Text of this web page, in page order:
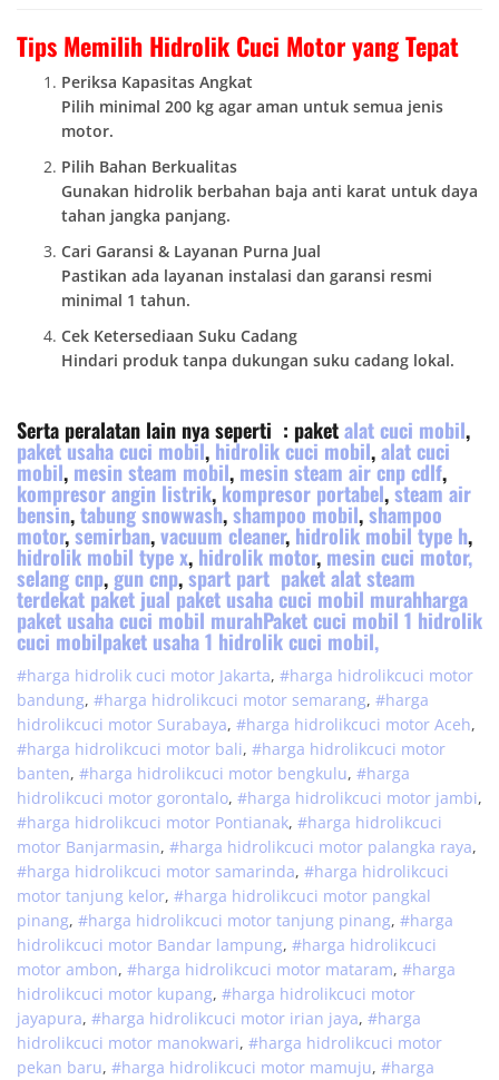
Tips Memilih Hidrolik Cuci Motor yang Tepat
Periksa Kapasitas Angkat
Pilih minimal 200 kg agar aman untuk semua jenis
motor.
Pilih Bahan Berkualitas
Gunakan hidrolik berbahan baja anti karat untuk daya
tahan jangka panjang.
Cari Garansi & Layanan Purna Jual
Pastikan ada layanan instalasi dan garansi resmi
minimal 1 tahun.
Cek Ketersediaan Suku Cadang
Hindari produk tanpa dukungan suku cadang lokal.
Serta peralatan lain nya seperti : paketalat cuci mobil,
paket usaha cuci mobil, hidrolik cuci mobil,alat cuci
mobil, mesin steam mobil, mesin steam air cnp cdlf,
kompresor angin listrik, kompresor portabel,steam air
bensin,tabung snowwash,shampoo mobil,shampoo
motor,semirban,vacuum cleaner, hidrolik mobil type h,
hidrolik mobil type x, hidrolik motor, mesin cuci motor,
selang cnp, gun cnp,spart part paket alat steam
terdekat paket jual paket usaha cuci mobil murahharga
paket usaha cuci mobil murahPaket cuci mobil 1 hidrolik
cuci mobilpaket usaha 1 hidrolik cuci mobil,
#harga hidrolik cuci motor Jakarta, #harga hidrolikcuci motor
bandung, #harga hidrolikcuci motor semarang, #harga
hidrolikcuci motor Surabaya, #harga hidrolikcuci motor Aceh,
#harga hidrolikcuci motor bali, #harga hidrolikcuci motor
banten, #harga hidrolikcuci motor bengkulu, #harga
hidrolikcuci motor gorontalo, #harga hidrolikcuci motor jambi,
#harga hidrolikcuci motor Pontianak, #harga hidrolikcuci
motor Banjarmasin, #harga hidrolikcuci motor palangka raya,
#harga hidrolikcuci motor samarinda, #harga hidrolikcuci
motor tanjung kelor, #harga hidrolikcuci motor pangkal
pinang, #harga hidrolikcuci motor tanjung pinang, #harga
hidrolikcuci motor Bandar lampung, #harga hidrolikcuci
motor ambon, #harga hidrolikcuci motor mataram, #harga
hidrolikcuci motor kupang, #harga hidrolikcuci motor
jayapura, #harga hidrolikcuci motor irian jaya, #harga
hidrolikcuci motor manokwari, #harga hidrolikcuci motor
pekan baru, #harga hidrolikcuci motor mamuju, #harga